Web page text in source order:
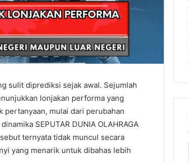
sulit diprediksi sejak awal. Sejumlah
lonjakan performa yang
pertanyaan, mulai dari perubahan
SEPUTAR DUNIA OLAHRAGA
ternyata tidak muncul secara
yang menarik untuk dibahas lebih